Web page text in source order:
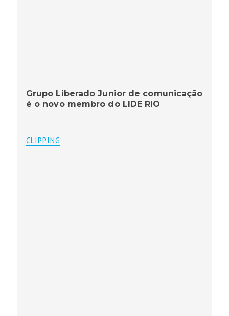
Grupo Liberado Junior de comunicação
é o novo membro do LIDE RIO
CLIPPING